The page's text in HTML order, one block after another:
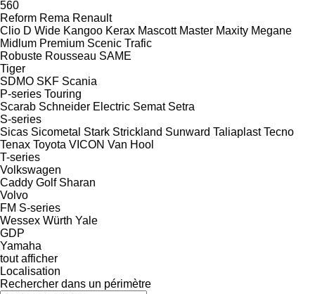
560
Reform Rema Renault
Clio D Wide Kangoo Kerax Mascott Master Maxity Megane
Midlum Premium Scenic Trafic
Robuste Rousseau SAME
Tiger
SDMO SKF Scania
P-series Touring
Scarab Schneider Electric Semat Setra
S-series
Sicas Sicometal Stark Strickland Sunward Taliaplast Tecno
Tenax Toyota VICON Van Hool
T-series
Volkswagen
Caddy Golf Sharan
Volvo
FM S-series
Wessex Würth Yale
GDP
Yamaha
tout afficher
Localisation
Rechercher dans un périmètre